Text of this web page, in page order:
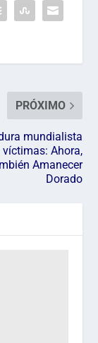
PRÓXIMO
mundialista
víctimas: Ahora,
Amanecer
Dorado‏